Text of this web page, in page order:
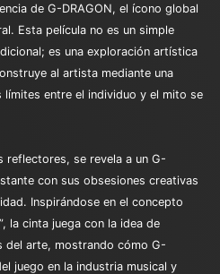
de G-DRAGON, el ícono global
Esta película no es un simple
es una exploración artística
al artista mediante una
límites entre el individuo y el mito se
reflectores, se revela a un G-
con sus obsesiones creativas
Inspirándose en el concepto
la cinta juega con la idea de
del arte, mostrando cómo G-
juego en la industria musical y